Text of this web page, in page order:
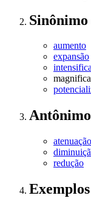
Sinônimo
aumento
expansão
Antônimo
atenuação
redução